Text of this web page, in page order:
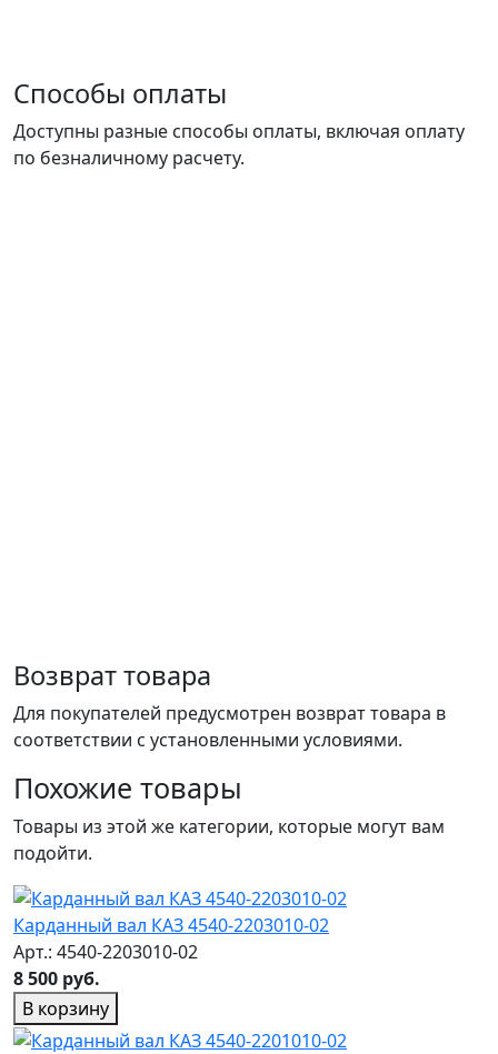
Способы оплаты
Доступны разные способы оплаты, включая оплату
по безналичному расчету.
Возврат товара
Для покупателей предусмотрен возврат товара в
соответствии с установленными условиями.
Похожие товары
Товары из этой же категории, которые могут вам
подойти.
Карданный вал КАЗ 4540-2203010-02
Арт.: 4540-2203010-02
8 500 руб.
В корзину